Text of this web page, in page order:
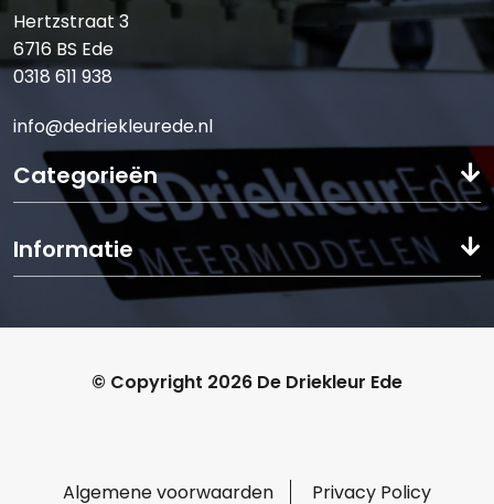
Hertzstraat 3
6716 BS Ede
0318 611 938
info@dedriekleurede.nl
Categorieën
Informatie
© Copyright 2026 De Driekleur Ede
Algemene voorwaarden Privacy Policy